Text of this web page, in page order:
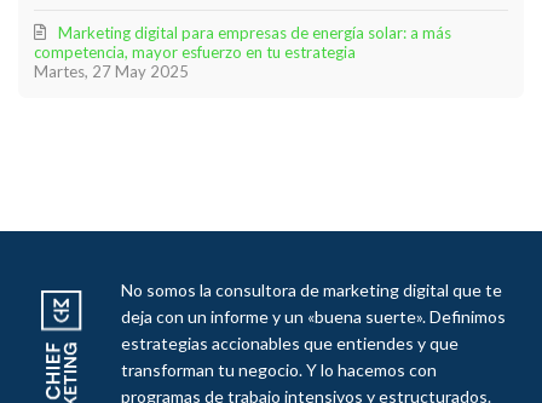
Martes, 27 May 2025
Marketing digital para empresas de energía solar: a más
competencia, mayor esfuerzo en tu estrategia
No somos la consultora de marketing digital que te
deja con un informe y un «buena suerte». Definimos
estrategias accionables que entiendes y que
transforman tu negocio. Y lo hacemos con
programas de trabajo intensivos y estructurados.